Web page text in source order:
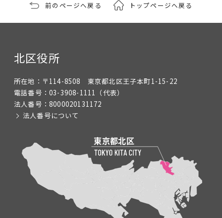
前のページへ戻る トップページへ戻る
北区役所
所在地： 〒114-8508 東京都北区王子本町1-15-22
電話番号： 03-3908-1111 （代表）
法人番号： 8000020131172
法人番号について